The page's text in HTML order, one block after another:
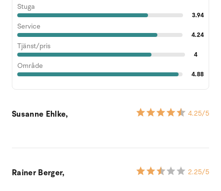
Stuga
3.94
Service
4.24
Tjänst/pris
4
Område
4.88
Susanne Ehlke, 4.25/5
Rainer Berger, 2.25/5